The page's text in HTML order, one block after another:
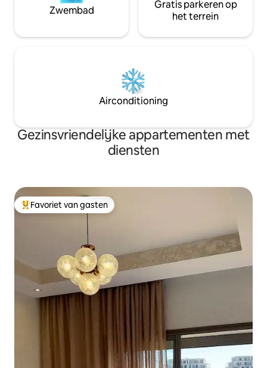
Zwembad
Gratis parkeren op
het terrein
Airconditioning
Gezinsvriendelijke appartementen met
diensten
Topfavoriet van gasten
Favoriet van gasten